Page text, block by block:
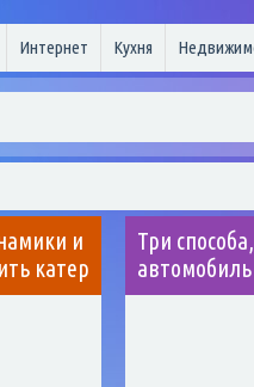
Интернет Кухня
и
катер
Три
автомобиль